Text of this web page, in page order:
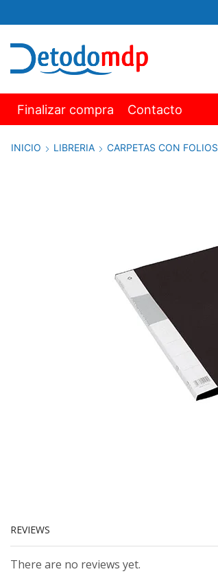
Finalizar compra Contacto
INICIO LIBRERIA CARPETAS CON FOLIOS
REVIEWS
There are no reviews yet.